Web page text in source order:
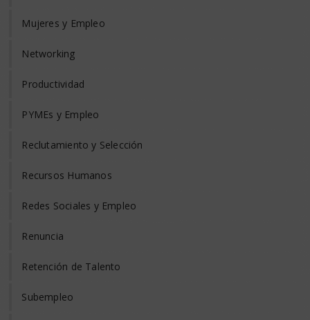
Mujeres y Empleo
Networking
Productividad
PYMEs y Empleo
Reclutamiento y Selección
Recursos Humanos
Redes Sociales y Empleo
Renuncia
Retención de Talento
Subempleo